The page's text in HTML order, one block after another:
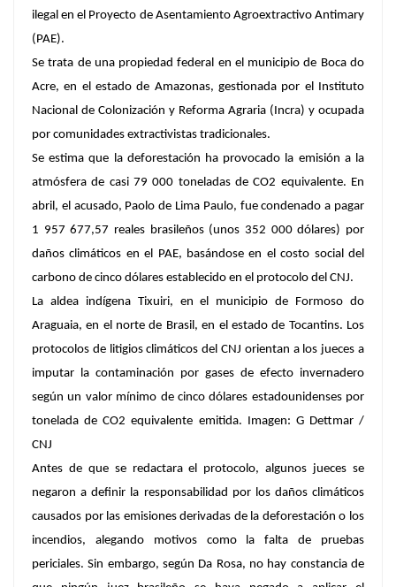
ilegal en el Proyecto de Asentamiento Agroextractivo Antimary
(PAE).
Se trata de una propiedad federal en el municipio de Boca do
Acre, en el estado de Amazonas, gestionada por el Instituto
Nacional de Colonización y Reforma Agraria (Incra) y ocupada
por comunidades extractivistas tradicionales.
Se estima que la deforestación ha provocado la emisión a la
atmósfera de casi 79 000 toneladas de CO2 equivalente. En
abril, el acusado, Paolo de Lima Paulo, fue condenado a pagar
1 957 677,57 reales brasileños (unos 352 000 dólares) por
daños climáticos en el PAE, basándose en el costo social del
carbono de cinco dólares establecido en el protocolo del CNJ.
La aldea indígena Tixuiri, en el municipio de Formoso do
Araguaia, en el norte de Brasil, en el estado de Tocantins. Los
protocolos de litigios climáticos del CNJ orientan a los jueces a
imputar la contaminación por gases de efecto invernadero
según un valor mínimo de cinco dólares estadounidenses por
tonelada de CO2 equivalente emitida. Imagen: G Dettmar /
CNJ
Antes de que se redactara el protocolo, algunos jueces se
negaron a definir la responsabilidad por los daños climáticos
causados por las emisiones derivadas de la deforestación o los
incendios, alegando motivos como la falta de pruebas
periciales. Sin embargo, según Da Rosa, no hay constancia de